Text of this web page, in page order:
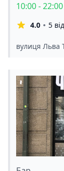
10:00 - 22:00
4.0 5
вулиця Льва